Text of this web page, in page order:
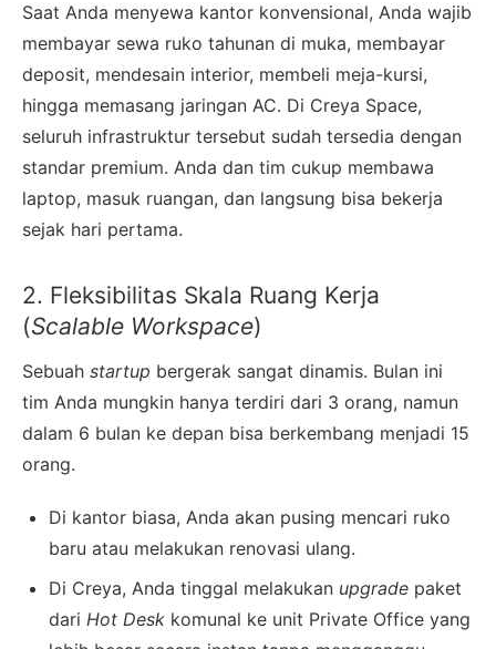
Saat Anda menyewa kantor konvensional, Anda wajib
membayar sewa ruko tahunan di muka, membayar
deposit, mendesain interior, membeli meja-kursi,
hingga memasang jaringan AC. Di Creya Space,
seluruh infrastruktur tersebut sudah tersedia dengan
standar premium. Anda dan tim cukup membawa
laptop, masuk ruangan, dan langsung bisa bekerja
sejak hari pertama.
2. Fleksibilitas Skala Ruang Kerja
(Scalable Workspace)
Sebuah startup bergerak sangat dinamis. Bulan ini
tim Anda mungkin hanya terdiri dari 3 orang, namun
dalam 6 bulan ke depan bisa berkembang menjadi 15
orang.
Di kantor biasa, Anda akan pusing mencari ruko
baru atau melakukan renovasi ulang.
Di Creya, Anda tinggal melakukan upgrade paket
dari Hot Desk komunal ke unit Private Office yang